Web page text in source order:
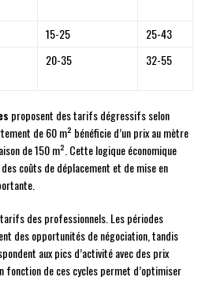
15-25
25-43
20-35 32-55
proposent des tarifs dégressifs selon
de 60 m² bénéficie d’un prix au mètre
de 150 m². Cette logique économique
coûts de déplacement et de mise en
des professionnels. Les périodes
des opportunités de négociation, tandis
aux pics d’activité avec des prix
fonction de ces cycles permet d’optimiser